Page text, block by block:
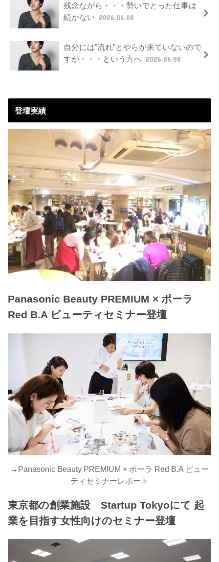
残念ながら・・・勢いでとった仕事は
続かない 2026.06.08
自分には”流れ”とやらが来ていないので
すが・・・という方へ 2026.06.08
登壇実績
Panasonic Beauty PREMIUM × ポーラ
Red B.A ビューティセミナー登壇
→ Panasonic Beauty PREMIUM × ポーラ Red B.A ビュー
ティセミナーレポート
東京都の創業施設 Startup Tokyoにて 起
業を目指す女性向けのセミナー登壇